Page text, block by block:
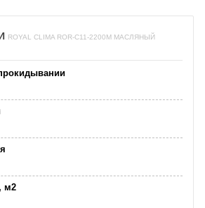
ROYAL CLIMA ROR-C11-2200M МАСЛЯНЫЙ
м2